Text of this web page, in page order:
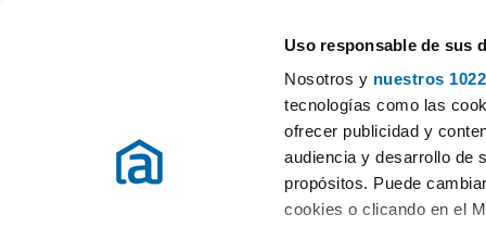
Uso responsable de sus
Nosotros y nuestros
tecnologías como las
ofrecer publicidad y
audiencia y desarrollo de
propósitos. Puede
cookies o clicando en el
Alquiler pisos Lugo provincia Alquiler pisos Lugo
Alquiler pisos Ronda De La Muralla Lugo (2 viviendas)